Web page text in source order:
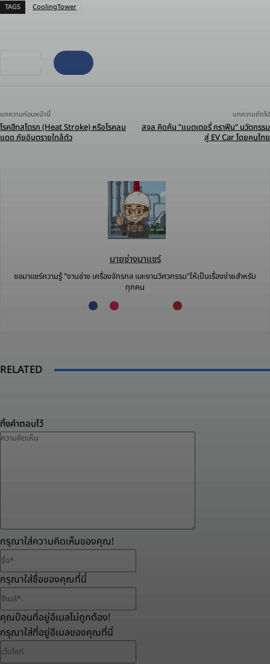
TAGS CoolingTower
บทความก่อนหน้านี้
โรคฮีทสโตรก (Heat Stroke) หรือโรคลม
แดด ภัยอันตรายใกล้ตัว
บทความถัดไป
สจล คิดค้น “แบตเตอรี่ กราฟีน” นวัตกรรม
สู่ EV Car โดยคนไทย
นายช่างมาแชร์
ขอมาแชร์ความรู้ "งานช่าง เครื่องจักรกล และงานวิศวกรรม"ให้เป็นเรื่องง่ายสำหรับ
ทุกคน
RELATED
ทิ้งคำตอบไว้
กรุณาใส่ความคิดเห็นของคุณ!
กรุณาใส่ชื่อของคุณที่นี่
คุณป้อนที่อยู่อีเมลไม่ถูกต้อง!
กรุณาใส่ที่อยู่อีเมลของคุณที่นี่